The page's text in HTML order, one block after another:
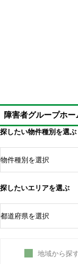
障害者グループホー
探したい物件種別を選ぶ
探したいエリアを選ぶ
地域から探
未成年（障害
費用がかかる
仕事を含め、
障害者施設の年